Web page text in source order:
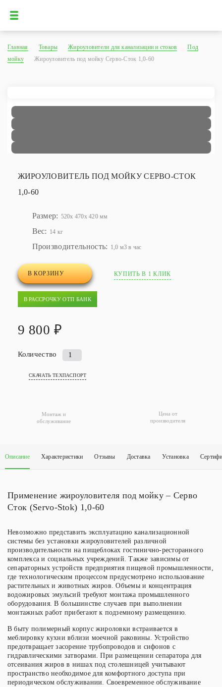
Главная Товары Жироуловители для канализации и стоков
Под
мойку
Жироуловитель под мойку Серво-Сток 1,0-60
ЖИРОУЛОВИТЕЛЬ ПОД МОЙКУ СЕРВО-СТОК
1,0-60
Размер: 520x 470x 420 мм
Вес: 14 кг
Производительность: 1,0 м3 в час
В КОРЗИНУ КУПИТЬ В 1 КЛИК
В РАССРОЧКУ ОТП БАНК
9 800 ₽
Количество Количество
Жироуловитель
Серво-
Сток
СКАЧАТЬ ТЕХПАСПОРТ
Монтаж и
обслуживание
Цена от
производителя
Описание Характеристики Отзывы Доставка Установка
Применение жироуловителя под мойку – Серво
Сток (Servo-Stok) 1,0-60
Невозможно представить эксплуатацию канализационной
системы без установки жироуловителей различной
производительности на пищеблоках гостинично-ресторанного
комплекса и социальных учреждений. Также зависимы от
сепараторных устройств предприятия пищевой промышленности,
где технологическим процессом предусмотрено использование
растительных и животных жиров. Объемы и концентрация
водожировых эмульсий требуют монтажа промышленного
оборудования. В большинстве случаев при выполнении
монтажных работ прибегают к подземному размещению.
В быту полимерный корпус жироловки встраивается в
меблировку кухни вблизи моечной раковины. Устройство
предотвращает засорение трубопроводов и сифонов с
гидравлическими затворами. При размещении сепаратора для
отсеивания жиров в нишах под столешницей учитывают
пространство необходимое для комфортного доступа при
периодическом обслуживании. Своевременное обслуживание